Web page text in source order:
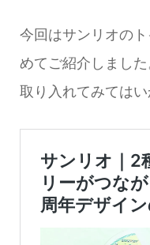
今回はサンリオの
めてご紹介しまし
取り入れてみてはい